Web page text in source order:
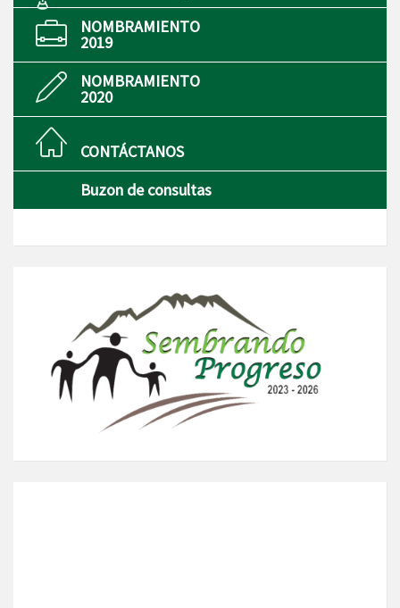
NOMBRAMIENTO
2019
NOMBRAMIENTO
2020
CONTÁCTANOS
Buzon de consultas